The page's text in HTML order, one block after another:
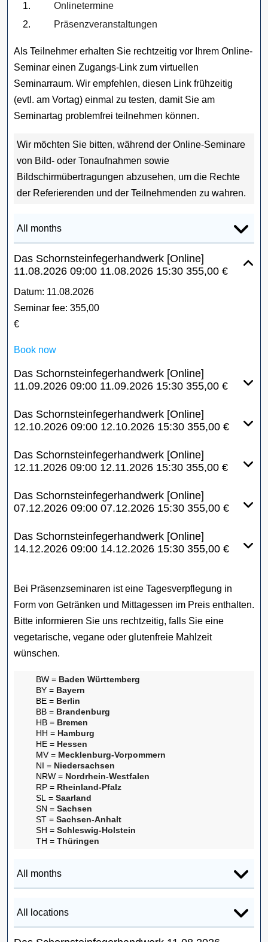
Onlinetermine
Präsenzveranstaltungen
Als Teilnehmer erhalten Sie rechtzeitig vor Ihrem Online-
Seminar einen Zugangs-Link zum virtuellen
Seminarraum. Wir empfehlen, diesen Link frühzeitig
(evtl. am Vortag) einmal zu testen, damit Sie am
Seminartag problemfrei teilnehmen können.
Wir möchten Sie bitten, während der Online-Seminare
von Bild- oder Tonaufnahmen sowie
Bildschirmübertragungen abzusehen, um die Rechte
der Referierenden und der Teilnehmenden zu wahren.
Das Schornsteinfegerhandwerk [Online]
11.08.2026 09:00 11.08.2026 15:30 355,00 €
Datum: 11.08.2026
Seminar fee: 355,00
€
Book now
Das Schornsteinfegerhandwerk [Online]
11.09.2026 09:00 11.09.2026 15:30 355,00 €
Das Schornsteinfegerhandwerk [Online]
12.10.2026 09:00 12.10.2026 15:30 355,00 €
Das Schornsteinfegerhandwerk [Online]
12.11.2026 09:00 12.11.2026 15:30 355,00 €
Das Schornsteinfegerhandwerk [Online]
07.12.2026 09:00 07.12.2026 15:30 355,00 €
Das Schornsteinfegerhandwerk [Online]
14.12.2026 09:00 14.12.2026 15:30 355,00 €
Bei Präsenzseminaren ist eine Tagesverpflegung in
Form von Getränken und Mittagessen im Preis enthalten.
Bitte informieren Sie uns rechtzeitig, falls Sie eine
vegetarische, vegane oder glutenfreie Mahlzeit
wünschen.
BW = Baden Württemberg
BY = Bayern
BE = Berlin
BB = Brandenburg
HB = Bremen
HH = Hamburg
HE = Hessen
MV = Mecklenburg-Vorpommern
NI = Niedersachsen
NRW = Nordrhein-Westfalen
RP = Rheinland-Pfalz
SL = Saarland
SN = Sachsen
ST = Sachsen-Anhalt
SH = Schleswig-Holstein
TH = Thüringen